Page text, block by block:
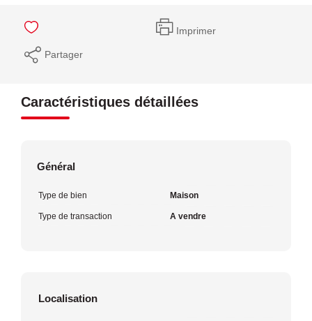
Imprimer
Partager
Caractéristiques détaillées
Général
Type de bien Maison
Type de transaction A vendre
Localisation